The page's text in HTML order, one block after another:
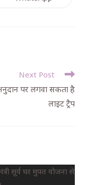
Next Post
पर लगवा सकता है
लाइट ट्रैप